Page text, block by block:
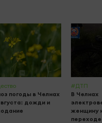
погоды в Челнах
дожди и
#ДТП
В Челнах
женщину
переходе